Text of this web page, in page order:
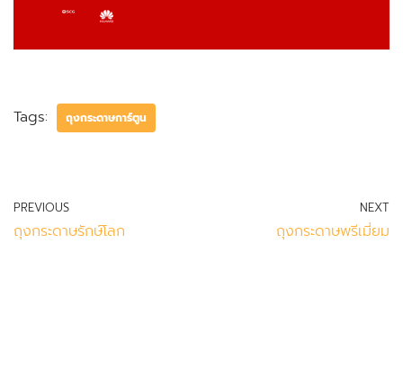
Tags: ถุงกระดาษการ์ตูน
PREVIOUS
ถุงกระดาษรักษ์โลก
NEXT
ถุงกระดาษพรีเมี่ยม